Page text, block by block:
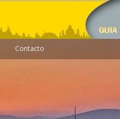
Contacto